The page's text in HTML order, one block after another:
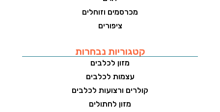
מכרסמים וזוחלים
ציפורים
קטגוריות נבחרות
מזון לכלבים
עצמות לכלבים
קולרים ורצועות לכלבים
מזון לחתולים